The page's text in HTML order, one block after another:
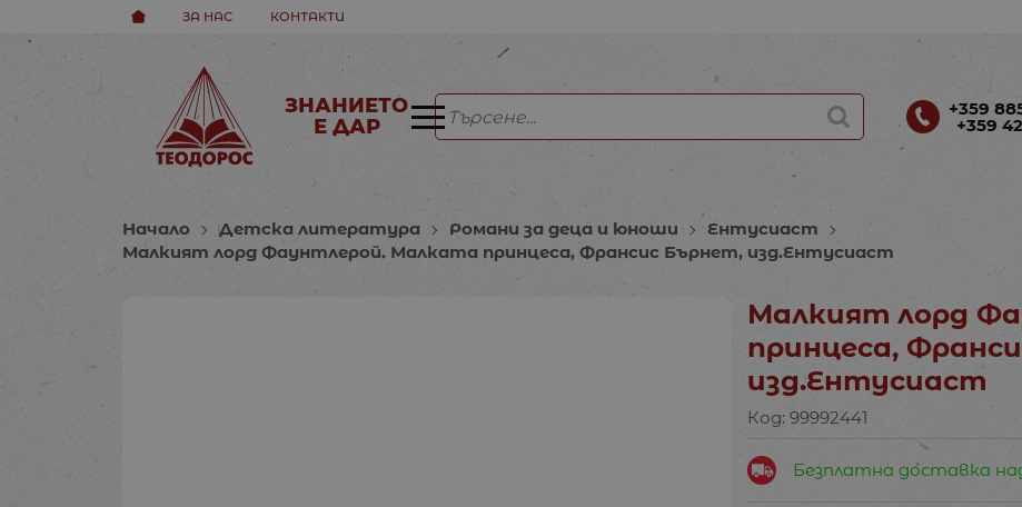
ЗА НАС КОНТАКТИ
ЗНАНИЕТО
Е ДАР
+359
+359
Начало Детска литература Романи за деца и юноши
Ентусиаст
Малкият лорд Фаунтлерой. Малката принцеса, Франсис Бърнет, изд.Ентусиаст
Малкият лорд
принцеса,
изд.Ентусиаст
Код: 99992441
Безплатна доставка